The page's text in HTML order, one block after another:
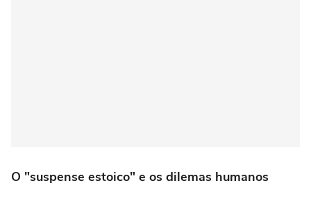
O "suspense estoico" e os dilemas humanos